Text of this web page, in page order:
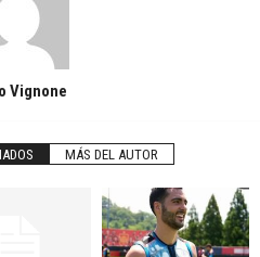
Vignone
MÁS DEL AUTOR